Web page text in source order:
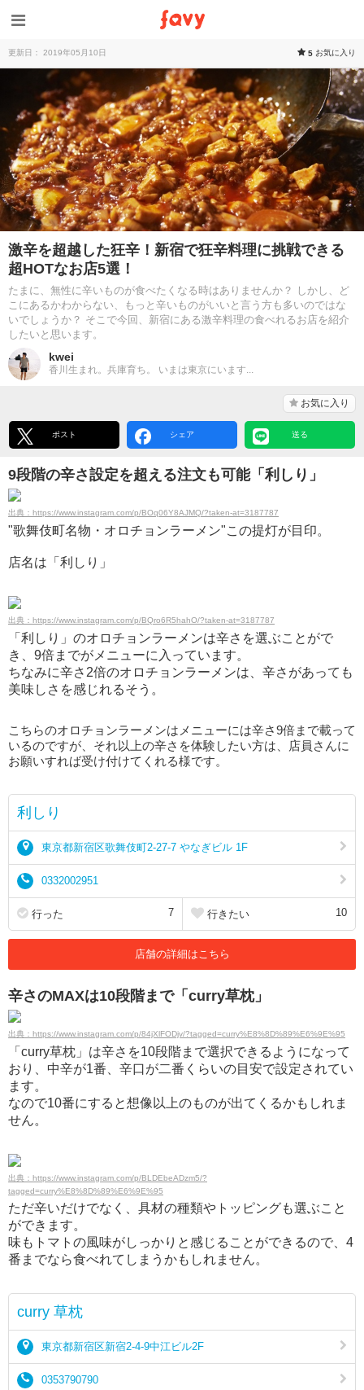
更新日： 2019年05月10日 5 お気に入り
激辛を超越した狂辛！新宿で狂辛料理に挑戦できる
超HOTなお店5選！
たまに、無性に辛いものが食べたくなる時はありませんか？ しかし、ど
こにあるかわからない、もっと辛いものがいいと言う方も多いのではな
いでしょうか？ そこで今回、新宿にある激辛料理の食べれるお店を紹介
したいと思います。
kwei
香川生まれ。兵庫育ち。 いまは東京にいます...
お気に入り
ポスト シェア 送る
9段階の辛さ設定を超える注文も可能「利しり」
出典：https://www.instagram.com/p/BOq06Y8AJMQ/?taken-at=3187787
"歌舞伎町名物・オロチョンラーメン"この提灯が目印。
店名は「利しり」
出典：https://www.instagram.com/p/BQro6R5hahO/?taken-at=3187787
「利しり」のオロチョンラーメンは辛さを選ぶことがで
き、9倍までがメニューに入っています。
ちなみに辛さ2倍のオロチョンラーメンは、辛さがあっても
美味しさを感じれるそう。
こちらのオロチョンラーメンはメニューには辛さ9倍まで載って
いるのですが、それ以上の辛さを体験したい方は、店員さんに
お願いすれば受け付けてくれる様です。
利しり
東京都新宿区歌舞伎町2-27-7 やなぎビル 1F
0332002951
行った 7 行きたい 10
店舗の詳細はこちら
辛さのMAXは10段階まで「curry草枕」
出典：https://www.instagram.com/p/84jXlFODjv/?tagged=curry%E8%8D%89%E6%9E%95
「curry草枕」は辛さを10段階まで選択できるようになって
おり、中辛が1番、辛口が二番くらいの目安で設定されてい
ます。
なので10番にすると想像以上のものが出てくるかもしれま
せん。
出典：https://www.instagram.com/p/BLDEbeADzm5/?
tagged=curry%E8%8D%89%E6%9E%95
ただ辛いだけでなく、具材の種類やトッピングも選ぶこと
ができます。
味もトマトの風味がしっかりと感じることができるので、4
番までなら食べれてしまうかもしれません。
curry 草枕
東京都新宿区新宿2-4-9中江ビル2F
0353790790